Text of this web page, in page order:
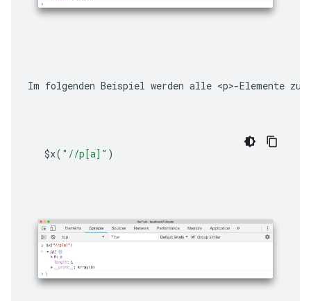
Im folgenden Beispiel werden alle <p>-Elemente
$x( "//p[a]" )